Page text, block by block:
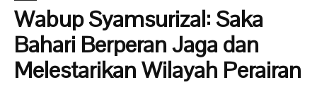
Wabup Syamsurizal: Saka
Bahari Berperan Jaga dan
Melestarikan Wilayah Perairan